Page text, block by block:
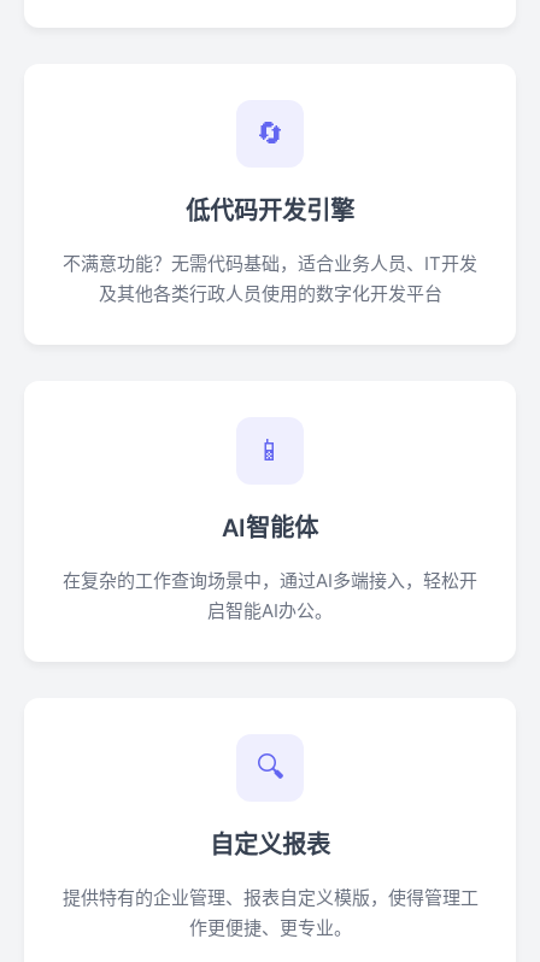
🔄
低代码开发引擎
不满意功能？无需代码基础，适合业务人员、IT开发
及其他各类行政人员使用的数字化开发平台
📱
AI智能体
在复杂的工作查询场景中，通过AI多端接入，轻松开
启智能AI办公。
🔍
自定义报表
提供特有的企业管理、报表自定义模版，使得管理工
作更便捷、更专业。